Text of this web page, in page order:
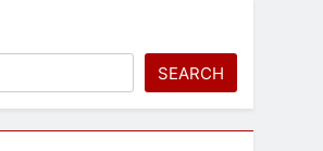
SEARCH